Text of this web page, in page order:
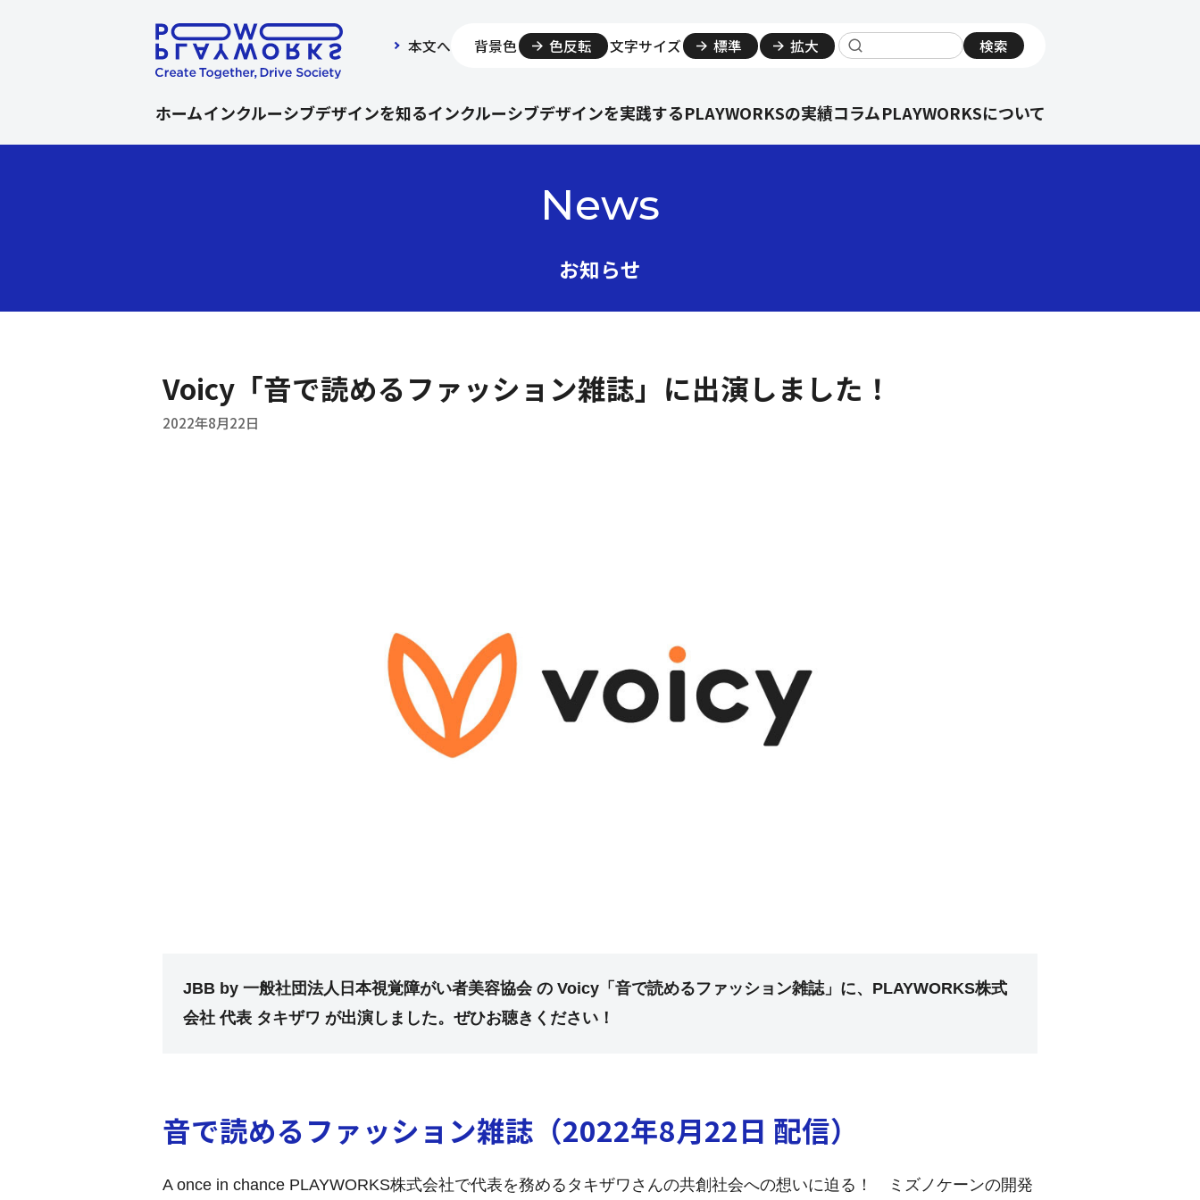
本文へ 背景色 色反転 文字サイズ 標準 拡大
サイト内検索
検索
ホームインクルーシブデザインを知るインクルーシブデザインを実践するPLAYWORKSの実績コラムPLAYWORKSについて
News
お知らせ
Voicy「音で読めるファッション雑誌」に出演しました！
2022年8月22日
JBB by 一般社団法人日本視覚障がい者美容協会 の Voicy「音で読めるファッション雑誌」に、PLAYWORKS株式
会社 代表 タキザワ が出演しました。ぜひお聴きください！
音で読めるファッション雑誌（2022年8月22日 配信）
A once in chance PLAYWORKS株式会社で代表を務めるタキザワさんの共創社会への想いに迫る！ ミズノケーンの開発